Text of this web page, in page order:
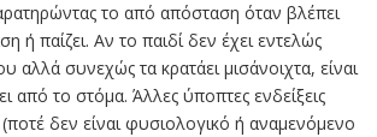
το από απόσταση όταν βλέπει
ή παίζει. Αν το παιδί δεν έχει εντελώς
αλλά συνεχώς τα κρατάει μισάνοιχτα, είναι
από το στόμα. Άλλες ύποπτες ενδείξεις
δεν είναι φυσιολογικό ή αναμενόμενο